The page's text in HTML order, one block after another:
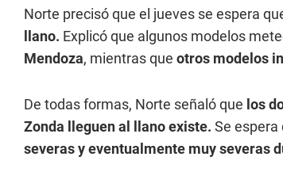
Norte precisó que el jueves se espera
llano. Explicó que algunos modelos
Mendoza, mientras que otros modelos
De todas formas, Norte señaló que los
Zonda lleguen al llano existe. Se espera
severas y eventualmente muy severas